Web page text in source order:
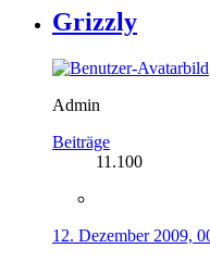
Grizzly
Admin
Beiträge
11.100
12. Dezember 2009,